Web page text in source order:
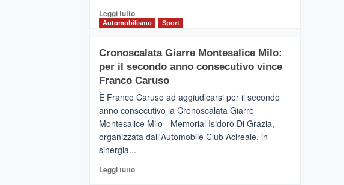
tour
tra
vicoli
medievali
Leggi tuttoLeggi
di
Mondello
(Palermo)
–
adesso
Pasta
–
La
Dente”,
Automobilismo Sport
Cronoscalata Giarre Montesalice Milo:
per il secondo anno consecutivo vince
Franco Caruso
È Franco Caruso ad aggiudicarsi per il secondo
anno consecutivo la Cronoscalata Giarre
Montesalice Milo - Memorial Isidoro Di Grazia,
organizzata dall'Automobile Club Acireale, in
sinergia...
Leggi tuttoLeggi